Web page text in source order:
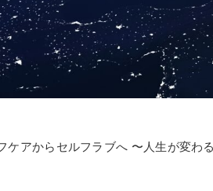
ケアからセルフラブへ 〜人生が変わ